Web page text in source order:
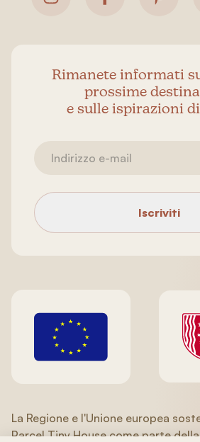
Rimanete informati
prossime
e sulle ispirazioni
Iscriviti
La Regione e l'Unione europea
Parcel Tiny House come parte